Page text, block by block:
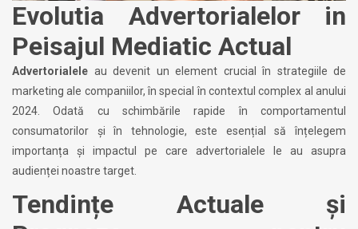
Evolutia Advertorialelor in
Peisajul Mediatic Actual
Advertorialele au devenit un element crucial în strategiile de
marketing ale companiilor, în special în contextul complex al anului
2024. Odată cu schimbările rapide în comportamentul
consumatorilor și în tehnologie, este esențial să înțelegem
importanța și impactul pe care advertorialele le au asupra
audienței noastre target.
Tendințe Actuale și